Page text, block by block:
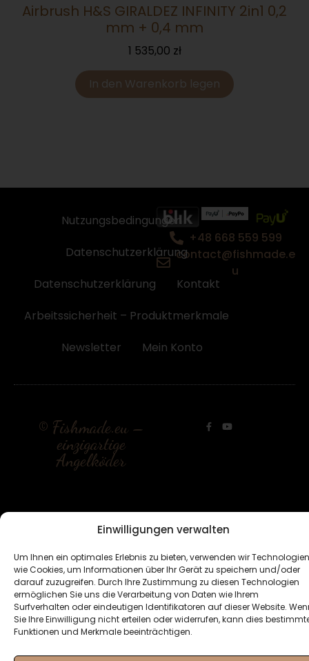
Einwilligungen verwalten
Um Ihnen ein optimales Erlebnis zu bieten, verwenden wir Technologien
wie Cookies, um Informationen über Ihr Gerät zu speichern und/oder
darauf zuzugreifen. Durch Ihre Zustimmung zu diesen Technologien
ermöglichen Sie uns die Verarbeitung von Daten wie Ihrem
Surfverhalten oder eindeutigen Identifikatoren auf dieser Website.
Sie Ihre Einwilligung nicht erteilen oder widerrufen, kann dies
Funktionen und Merkmale beeinträchtigen.
Airbrush H&S GIRALDEZ INFINITY 2in1 0,2
mm + 0,4 mm
1 535,00 zł
In den Warenkorb legen
Nutzungsbedingungen
Datenschutzerklärung
Datenschutzerklärung
Kontakt
Arbeitssicherheit – Produktmerkmale
Newsletter
Mein Konto
+48 668 559 599
contact@fishmade.e
u
© Fishmade.eu –
einzigartige
Angelköder